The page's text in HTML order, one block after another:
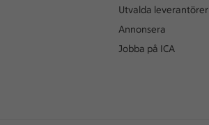
Utvalda leverantörer
Annonsera
Jobba på ICA